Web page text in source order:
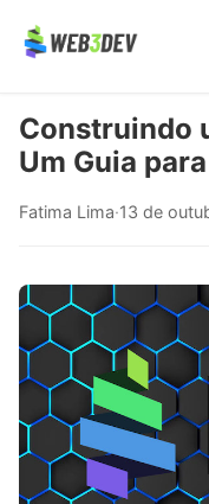
Construindo
Um Guia
Fatima Lima·13 de